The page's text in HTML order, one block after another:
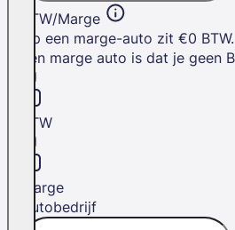
BTW/Marge
Op een marge-auto zit €0
een marge auto is dat je geen
BTW
Marge
Autobedrijf